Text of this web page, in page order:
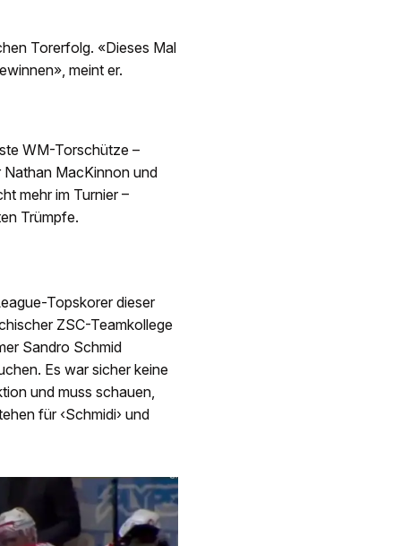
Torerfolg. «Dieses Mal
meint er.
WM-Torschütze –
Nathan MacKinnon und
mehr im Turnier –
Trümpfe.
Topskorer dieser
ZSC-Teamkollege
Sandro Schmid
Es war sicher keine
und muss schauen,
für ‹Schmidi› und